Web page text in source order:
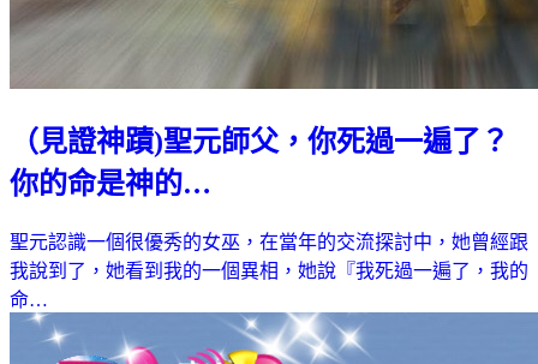
（見證神蹟)聖元師父，你死過一遍了？
你的命是神的…
聖元認識一個很優秀的女巫，在當年的交流探討中，她曾經跟
我說到了，她看到我的一個異相，她說『我死過一遍了，我的
命…